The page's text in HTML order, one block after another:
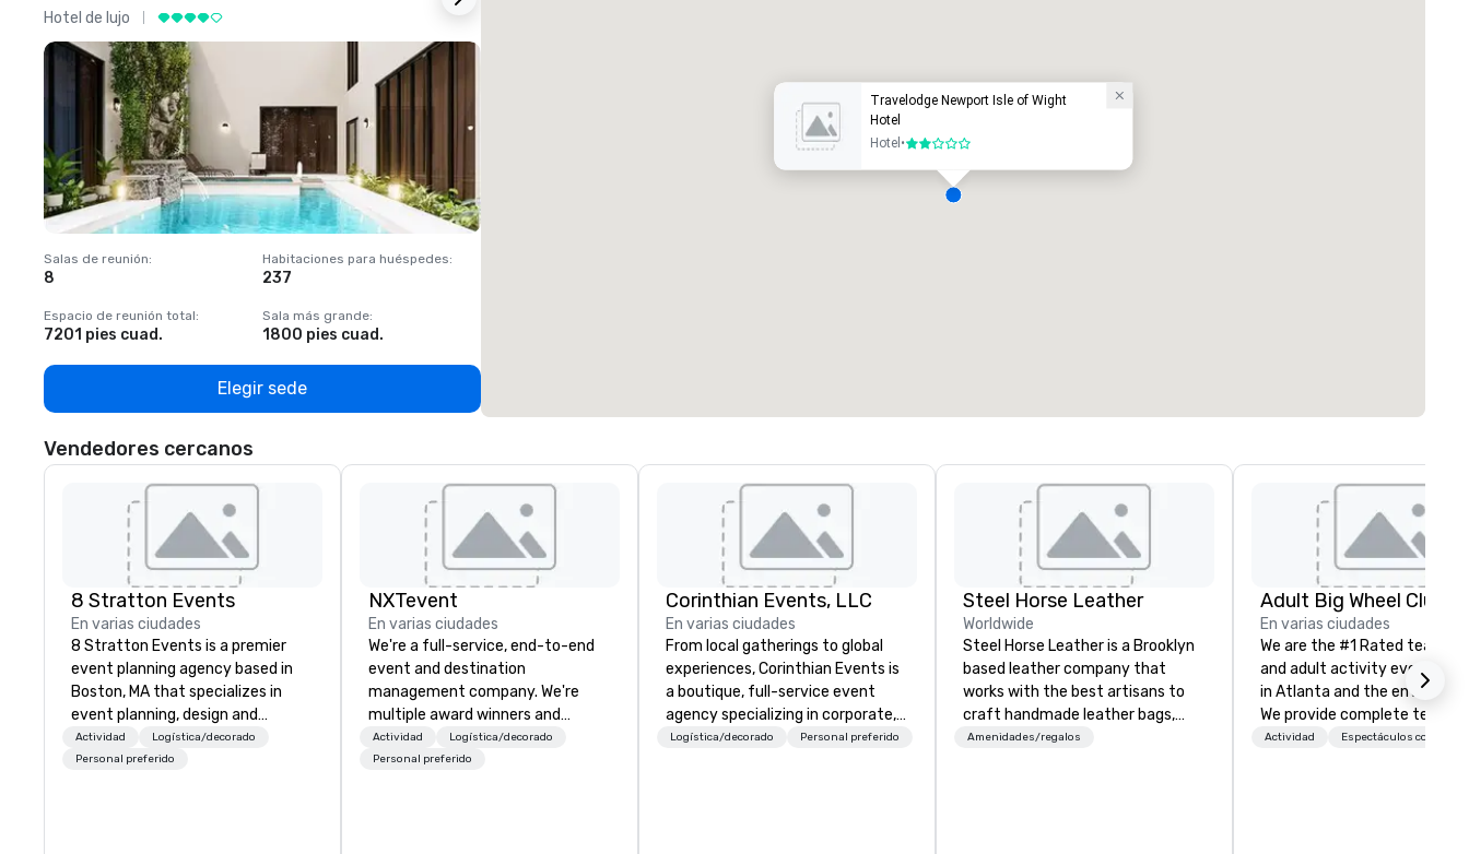
Hotel de lujo
Salas de reunión:
8
Habitaciones para huéspedes:
237
Espacio de reunión total:
7201 pies cuad.
Sala más grande:
1800 pies cuad.
Elegir sede
Travelodge Newport Isle of Wight
Hotel
Hotel•2 de 5
Vendedores cercanos
8 Stratton Events
En varias ciudades
8 Stratton Events is a premier
event planning agency based in
Boston, MA that specializes in
event planning, design and
production. From intimate
gatherings to large-scale
Actividad
Logística/decorado
Personal preferido
NXTevent
En varias ciudades
We're a full-service, end-to-end
event and destination
management company. We're
multiple award winners and
leaders in our field. Our company
has been over 20 years in the
Actividad
Logística/decorado
Personal preferido
Corinthian Events, LLC
En varias ciudades
From local gatherings to global
experiences, Corinthian Events is
a boutique, full-service event
agency specializing in corporate,
social, and non-profit events —
Logística/decorado Personal preferido
Steel Horse Leather
Worldwide
Steel Horse Leather is a Brooklyn
based leather company that
works with the best artisans to
craft handmade leather bags,
backpacks, duffel bags,
Amenidades/regalos
En varias ciudades
We are the #1 Rated team
and adult activity event
in Atlanta and the entire
We provide complete team
building challenge events for
Actividad Espectáculos